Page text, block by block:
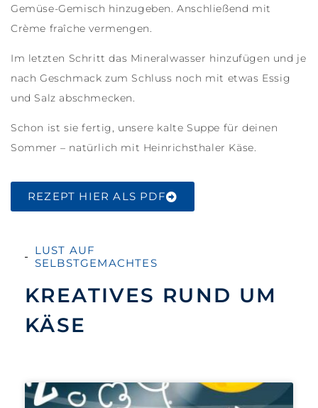
Gemüse-Gemisch hinzugeben. Anschließend mit
Crème fraîche vermengen.
Im letzten Schritt das Mineralwasser hinzufügen und je
nach Geschmack zum Schluss noch mit etwas Essig
und Salz abschmecken.
Schon ist sie fertig, unsere kalte Suppe für deinen
Sommer – natürlich mit Heinrichsthaler Käse.
REZEPT HIER ALS PDF
LUST AUF
SELBSTGEMACHTES
KREATIVES RUND UM
KÄSE